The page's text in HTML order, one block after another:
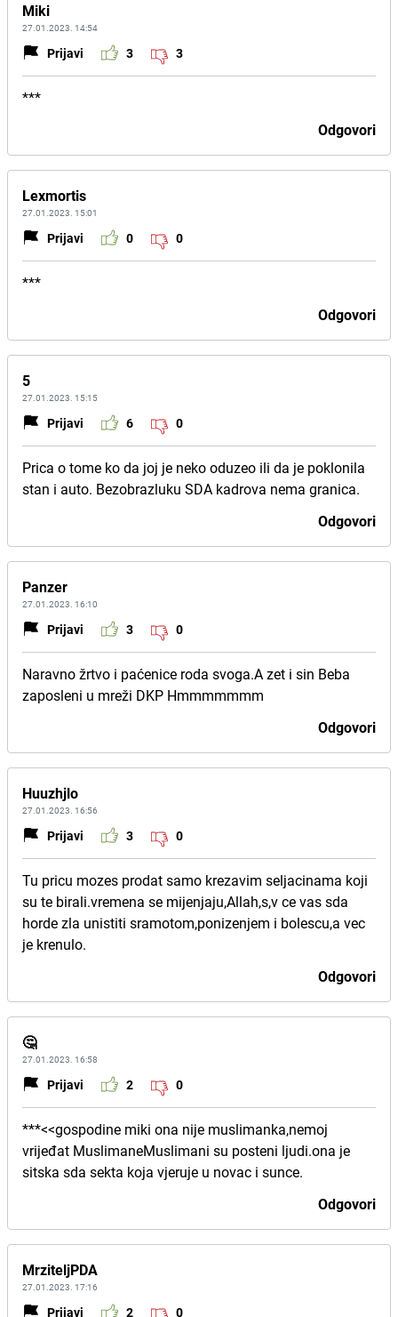
Miki
27.01.2023. 14:54
Prijavi 3 3
***
Odgovori
Lexmortis
27.01.2023. 15:01
Prijavi 0 0
***
Odgovori
5
27.01.2023. 15:15
Prijavi 6 0
Prica o tome ko da joj je neko oduzeo ili da je poklonila
stan i auto. Bezobrazluku SDA kadrova nema granica.
Odgovori
Panzer
27.01.2023. 16:10
Prijavi 3 0
Naravno žrtvo i paćenice roda svoga.A zet i sin Beba
zaposleni u mreži DKP Hmmmmmmm
Odgovori
Huuzhjlo
27.01.2023. 16:56
Prijavi 3 0
Tu pricu mozes prodat samo krezavim seljacinama koji
su te birali.vremena se mijenjaju,Allah,s,v ce vas sda
horde zla unistiti sramotom,ponizenjem i bolescu,a vec
je krenulo.
Odgovori
🤔
27.01.2023. 16:58
Prijavi 2 0
***<<gospodine miki ona nije muslimanka,nemoj
vrijeđat MuslimaneMuslimani su posteni ljudi.ona je
sitska sda sekta koja vjeruje u novac i sunce.
Odgovori
MrziteljPDA
27.01.2023. 17:16
Prijavi 2 0